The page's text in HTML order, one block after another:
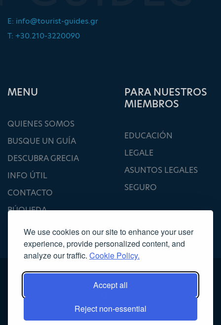
We use cookies on our site to enhance your user
experience, provide personalized content, and
analyze our traffic. Cookie Policy.
Accept all
Reject non-essential
E: info@tourist-guides.gr
T: +30.210-3220090
ΜΕΝU
QUIENES SOMOS
BUSQUE UN GUÍA
DESCUBRA GRECIA
INFO ÚTIL
CONTACTO
BÚQUEDA
PARA NUESTROS
MIEMBROS
EDUCACIÓN
LEGALE
ASUNTOS LEGALES
SEGURO
Copyright 2022, Asociación de Guías Turísticos Licenciados